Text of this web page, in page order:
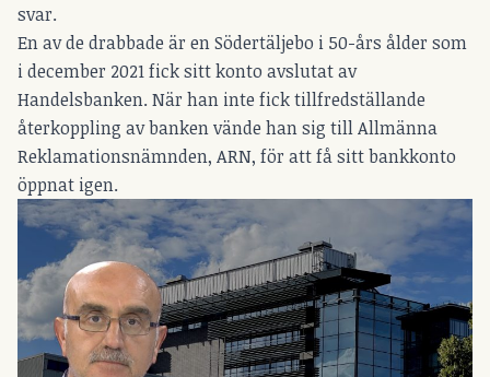
svar.
En av de drabbade är en Södertäljebo i 50-års ålder som
i december 2021 fick sitt konto avslutat av
Handelsbanken. När han inte fick tillfredställande
återkoppling av banken vände han sig till Allmänna
Reklamationsnämnden, ARN, för att få sitt bankkonto
öppnat igen.